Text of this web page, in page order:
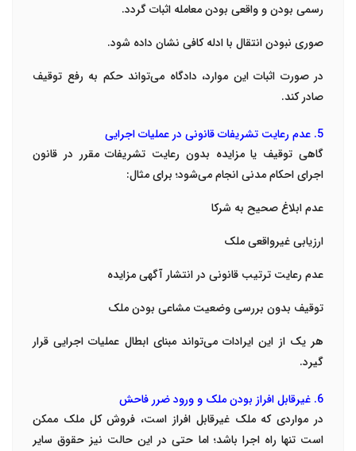
رسمی بودن و واقعی بودن معامله اثبات گردد.
صوری نبودن انتقال با ادله کافی نشان داده شود.
در صورت اثبات این موارد، دادگاه می‌تواند حکم به رفع توقیف
صادر کند.
5. عدم رعایت تشریفات قانونی در عملیات اجرایی
گاهی توقیف یا مزایده بدون رعایت تشریفات مقرر در قانون
اجرای احکام مدنی انجام می‌شود؛ برای مثال:
عدم ابلاغ صحیح به شرکا
ارزیابی غیرواقعی ملک
عدم رعایت ترتیب قانونی در انتشار آگهی مزایده
توقیف بدون بررسی وضعیت مشاعی بودن ملک
هر یک از این ایرادات می‌تواند مبنای ابطال عملیات اجرایی قرار
گیرد.
6. غیرقابل افراز بودن ملک و ورود ضرر فاحش
در مواردی که ملک غیرقابل افراز است، فروش کل ملک ممکن
است تنها راه اجرا باشد؛ اما حتی در این حالت نیز حقوق سایر